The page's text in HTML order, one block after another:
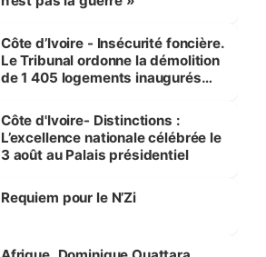
Côte d’Ivoire - Insécurité foncière.
Le Tribunal ordonne la démolition
de 1 405 logements inaugurés
Bassam
Côte d'Ivoire- Distinctions :
L’excellence nationale célébrée le
3 août au Palais présidentiel
Requiem pour le N’Zi